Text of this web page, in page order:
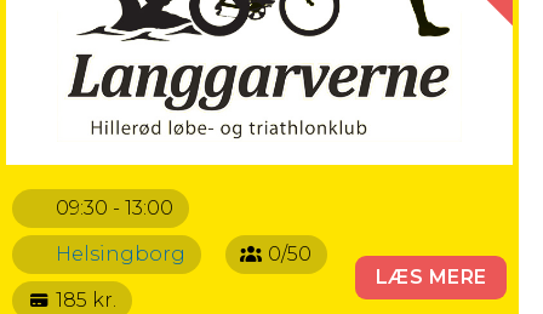
09:30 - 13:00
Helsingborg
0/50
185 kr.
LÆS MERE